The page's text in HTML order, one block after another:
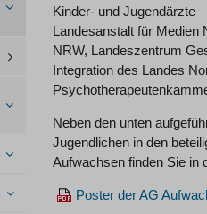
Kinder- und Jugendärzte
Landesanstalt für Medien
NRW, Landeszentrum
Integration des Landes
Neben den unten
Jugendlichen in den
Aufwachsen finden Sie in
Poster der AG